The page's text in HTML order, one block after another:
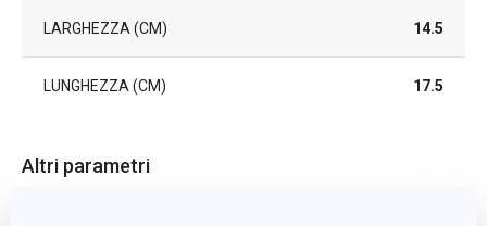
LARGHEZZA (CM) 14.5
LUNGHEZZA (CM) 17.5
Altri parametri